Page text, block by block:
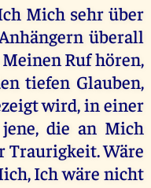
Mich sehr über
überall
Ruf hören,
tiefen Glauben,
wird, in einer
die an Mich
Traurigkeit. Wäre
Ich wäre nicht